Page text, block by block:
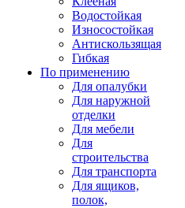
Водостойкая
Износостойкая
Антискользящая
Гибкая
По применению
Для опалубки
Для наружной
отделки
Для мебели
Для
строительства
Для транспорта
Для ящиков,
полок,